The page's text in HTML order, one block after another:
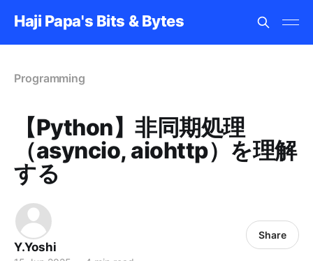
Haji Papa's Bits & Bytes
Programming
【Python】非同期処理
（asyncio, aiohttp）を理解
する
Y.Yoshi
Share